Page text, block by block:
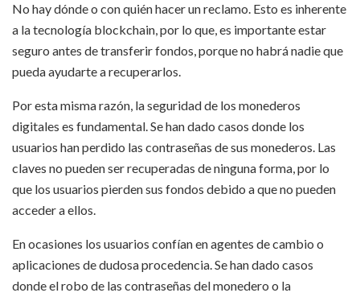
No hay dónde o con quién hacer un reclamo. Esto es inherente
a la tecnología blockchain, por lo que, es importante estar
seguro antes de transferir fondos, porque no habrá nadie que
pueda ayudarte a recuperarlos.
Por esta misma razón, la seguridad de los monederos
digitales es fundamental. Se han dado casos donde los
usuarios han perdido las contraseñas de sus monederos. Las
claves no pueden ser recuperadas de ninguna forma, por lo
que los usuarios pierden sus fondos debido a que no pueden
acceder a ellos.
En ocasiones los usuarios confían en agentes de cambio o
aplicaciones de dudosa procedencia. Se han dado casos
donde el robo de las contraseñas del monedero o la